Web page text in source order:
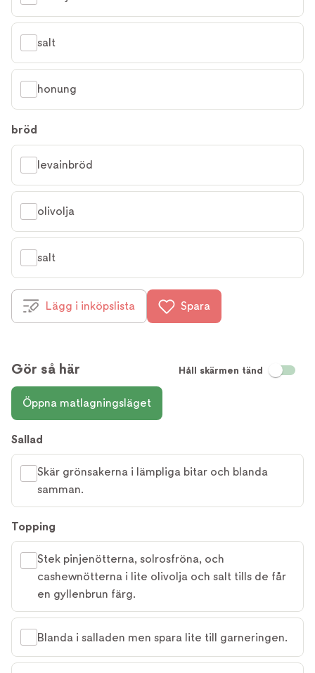
salt
honung
bröd
levainbröd
olivolja
salt
Lägg i inköpslista Spara
Gör så här Håll skärmen tänd
Öppna matlagningsläget
Sallad
Skär grönsakerna i lämpliga bitar och blanda
samman.
Topping
Stek pinjenötterna, solrosfröna, och
cashewnötterna i lite olivolja och salt tills de får
en gyllenbrun färg.
Blanda i salladen men spara lite till garneringen.